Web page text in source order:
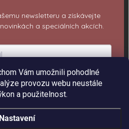
Vám umožnili pohodlné
provozu webu neustále
a použitelnost.
Nastavení
newsletteru a získávejte
a speciálních akcích.
K ODBĚRU